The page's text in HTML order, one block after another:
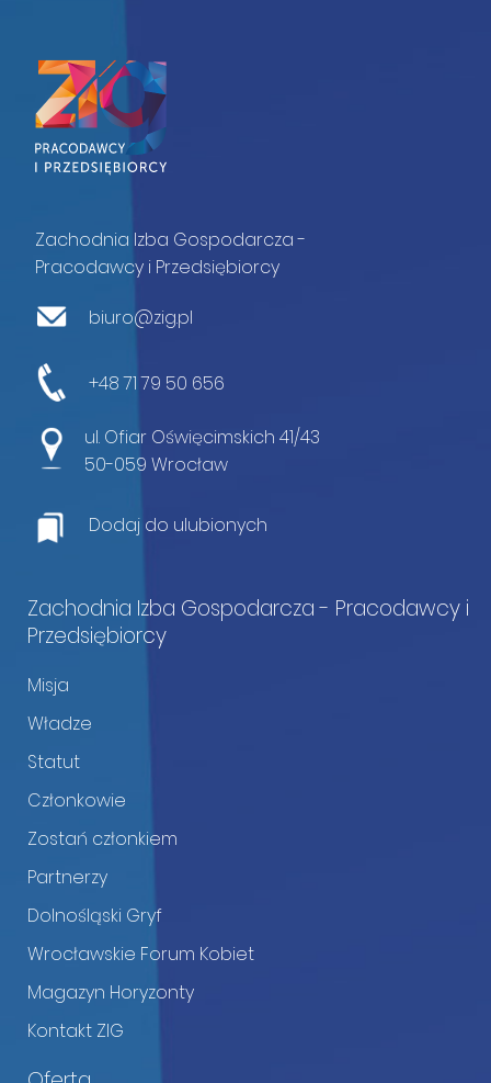
Zachodnia Izba Gospodarcza -
Pracodawcy i Przedsiębiorcy
biuro@zig.pl
+48 71 79 50 656
ul. Ofiar Oświęcimskich 41/43
50-059 Wrocław
Dodaj do ulubionych
Zachodnia Izba Gospodarcza - Pracodawcy i
Przedsiębiorcy
Misja
Władze
Statut
Członkowie
Zostań członkiem
Partnerzy
Dolnośląski Gryf
Wrocławskie Forum Kobiet
Magazyn Horyzonty
Kontakt ZIG